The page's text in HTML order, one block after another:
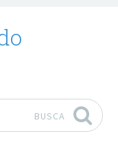
BUSCA